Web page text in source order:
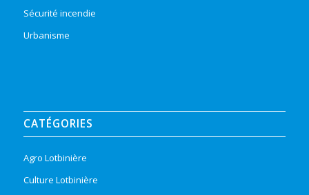
Sécurité incendie
Urbanisme
CATÉGORIES
Agro Lotbinière
Culture Lotbinière